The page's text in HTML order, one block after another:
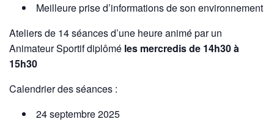
Meilleure prise d’informations de son environnement
Ateliers de 14 séances d’une heure animé par un
Animateur Sportif diplômé les mercredis de 14h30 à
15h30
Calendrier des séances :
24 septembre 2025